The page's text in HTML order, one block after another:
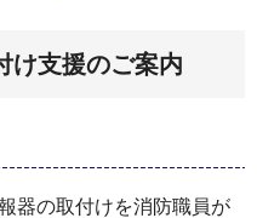
け支援のご案内
器の取付けを消防職員が